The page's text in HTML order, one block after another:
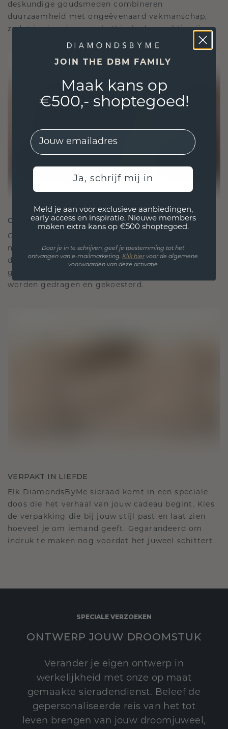
deskundige goudsmeden combineren
duurzaamheid met ongeëvenaard vakmanschap,
zodat je sieraden zowel ethisch als prachtig zijn.
ONTWORPEN VOOR VERBINDING
Onze ontwerpfilosofie is gericht op verbinding,
met elk stuk ontworpen om de tand des tijds te
doorstaan. Het wordt jouw symbool van liefde en
gekoesterde momenten, bedoeld om voor altijd te
worden gedragen en gekoesterd.
VERPAKT IN LIEFDE
Elk DiamondsByMe sieraad komt in een speciale
doos die het verhaal van jouw cadeau begint. Kies
de verpakking die bij jouw stijl past en laat zien
hoeveel je om iemand geeft. Gegarandeerd om
indruk te maken nog voordat het juweel schittert.
SPECIALE VERZOEKEN
ONTWERP JOUW DROOMSTUK
Verander je eigen ontwerp in
werkelijkheid met onze op maat
gemaakte sieradendienst. Beleef de
gepersonaliseerde reis van het tot
leven brengen van jouw droomjuweel,
JOIN THE DBM FAMILY
Maak kans op
€500,- shoptegoed!
EMail
Ja, schrijf mij in
Meld je aan voor exclusieve aanbiedingen,
early access en inspiratie. Nieuwe members
maken extra kans op €500 shoptegoed.
Door je in te schrijven, geef je toestemming tot het
ontvangen van e-mailmarketing. Klik hiervoor de algemene
voorwaarden van deze activatie